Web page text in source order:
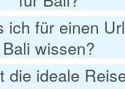
ich für einen
Bali wissen?
die ideale